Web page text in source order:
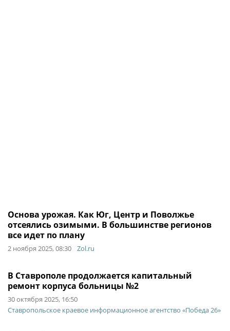
Основа урожая. Как Юг, Центр и Поволжье
отсеялись озимыми. В большинстве регионов
все идет по плану
2 ноября 2025, 08:30 Zol.ru
В Ставрополе продолжается капитальный
ремонт корпуса больницы №2
30 октября 2025, 16:50
Ставропольское краевое информационное агентство «Победа 26»